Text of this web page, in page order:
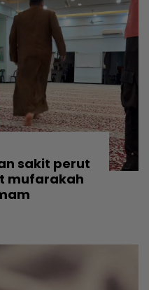
sakit perut
mufarakah